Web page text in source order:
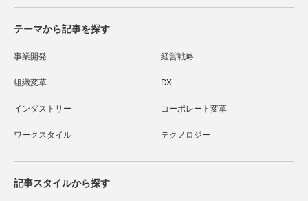
テーマから記事を探す
事業開発 経営戦略
組織変革 DX
インダストリー コーポレート変革
ワークスタイル テクノロジー
記事スタイルから探す